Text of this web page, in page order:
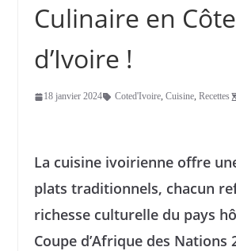
Culinaire en Côte
d’Ivoire !
18 janvier 2024 Coted'Ivoire, Cuisine, Recettes
La cuisine ivoirienne offre
plats traditionnels, chacun
richesse culturelle du pays
Coupe d’Afrique des Nations